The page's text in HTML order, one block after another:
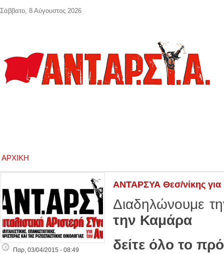
ΑΡΧΙΚΉ
Παρ, 03/04/2015 - 08:49
ΑΝΤΑΡΣΥΑ Θεσ/νίκης
Διαδηλώνουμε
την Καμάρα
δείτε όλο το
Σάββατο, 8 Αύγουστος 2026